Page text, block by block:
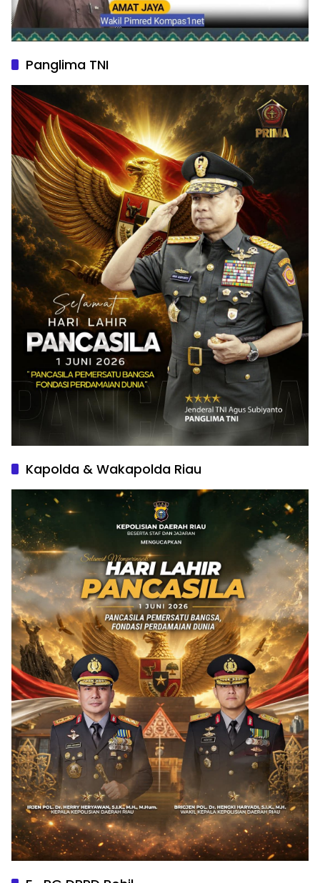
Panglima TNI
Kapolda & Wakapolda Riau